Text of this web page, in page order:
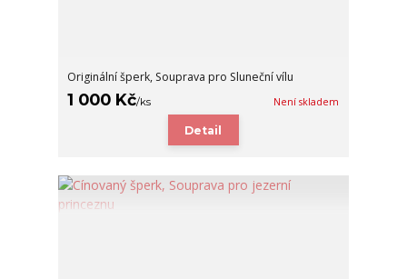
Originální šperk, Souprava pro Sluneční vílu
1 000 Kč/ks Není skladem
Detail